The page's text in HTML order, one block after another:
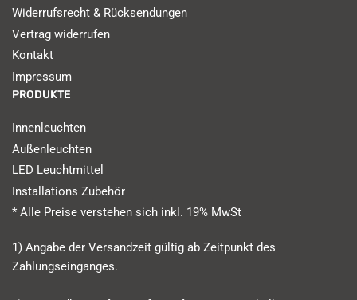
Widerrufsrecht & Rücksendungen
Vertrag widerrufen
Kontakt
Impressum
PRODUKTE
Innenleuchten
Außenleuchten
LED Leuchtmittel
Installations Zubehör
* Alle Preise verstehen sich inkl. 19% MwSt
1) Angabe der Versandzeit gültig ab Zeitpunkt des
Zahlungseinganges.